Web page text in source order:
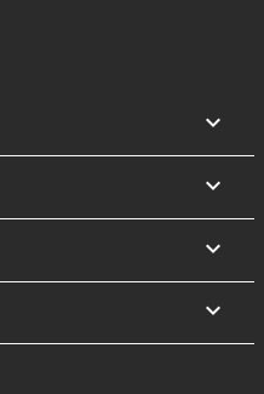



keyboard_arrow_down